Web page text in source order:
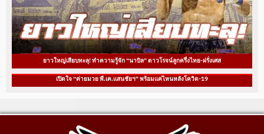
ยาวใหญ่เสียบทะลุ! ทำความรู้จัก “นาบิล” ดาวโรจน์ลูกครึ่งไทย-ฝรั่งเศส
เปิดใจ “ค่ายมวย พี.เค.แสนชัยฯ” พร้อมแค่ไหนหลังโควิด-19